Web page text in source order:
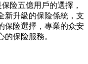
保险五億用戶的選擇，
新升級的保险係統，支
保险選擇，專業的众安
保险服務。